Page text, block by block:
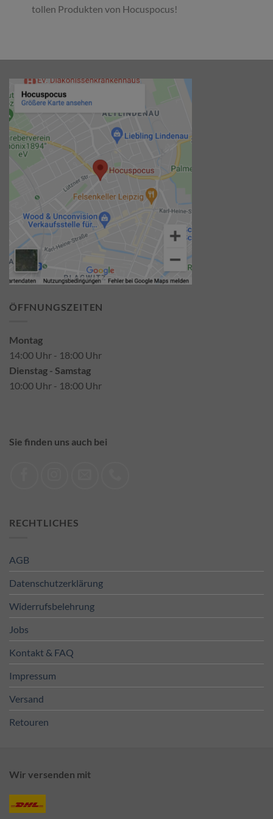
tollen Produkten von Hocuspocus!
ÖFFNUNGSZEITEN
Montag
14:00 Uhr - 18:00 Uhr
Dienstag - Samstag
10:00 Uhr - 18:00 Uhr
Sie finden uns auch bei
RECHTLICHES
AGB
Datenschutzerklärung
Widerrufsbelehrung
Jobs
Kontakt & FAQ
Impressum
Versand
Retouren
Wir versenden mit